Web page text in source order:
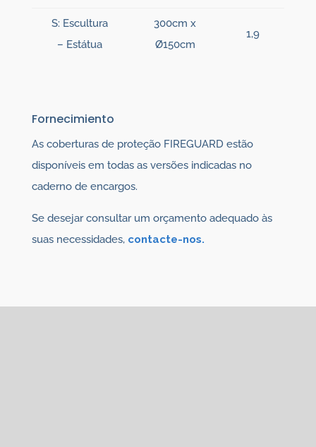
S: Escultura
– Estátua
300cm x
Ø150cm
1,9
Fornecimiento
As coberturas de proteção FIREGUARD estão
disponíveis em todas as versões indicadas no
caderno de encargos.
Se desejar consultar um orçamento adequado às
suas necessidades, contacte-nos.